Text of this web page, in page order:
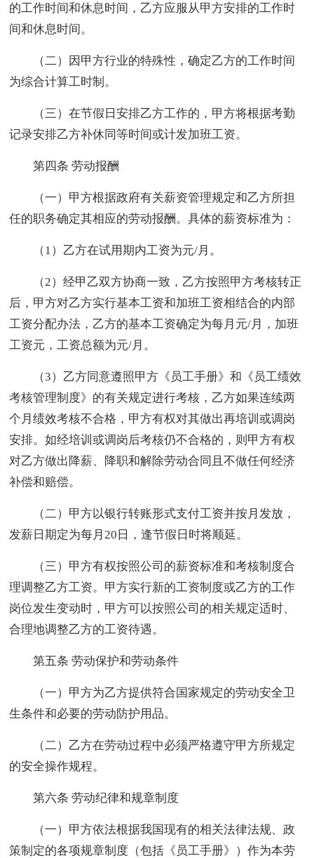
的工作时间和休息时间，乙方应服从甲方安排的工作时
间和休息时间。
（二）因甲方行业的特殊性，确定乙方的工作时间
为综合计算工时制。
（三）在节假日安排乙方工作的，甲方将根据考勤
记录安排乙方补休同等时间或计发加班工资。
第四条 劳动报酬
（一）甲方根据政府有关薪资管理规定和乙方所担
任的职务确定其相应的劳动报酬。具体的薪资标准为：
（1）乙方在试用期内工资为元/月。
（2）经甲乙双方协商一致，乙方按照甲方考核转正
后，甲方对乙方实行基本工资和加班工资相结合的内部
工资分配办法，乙方的基本工资确定为每月元/月，加班
工资元，工资总额为元/月。
（3）乙方同意遵照甲方《员工手册》和《员工绩效
考核管理制度》的有关规定进行考核，乙方如果连续两
个月绩效考核不合格，甲方有权对其做出再培训或调岗
安排。如经培训或调岗后考核仍不合格的，则甲方有权
对乙方做出降薪、降职和解除劳动合同且不做任何经济
补偿和赔偿。
（二）甲方以银行转账形式支付工资并按月发放，
发薪日期定为每月20日，逢节假日时将顺延。
（三）甲方有权按照公司的薪资标准和考核制度合
理调整乙方工资。甲方实行新的工资制度或乙方的工作
岗位发生变动时，甲方可以按照公司的相关规定适时、
合理地调整乙方的工资待遇。
第五条 劳动保护和劳动条件
（一）甲方为乙方提供符合国家规定的劳动安全卫
生条件和必要的劳动防护用品。
（二）乙方在劳动过程中必须严格遵守甲方所规定
的安全操作规程。
第六条 劳动纪律和规章制度
（一）甲方依法根据我国现有的相关法律法规、政
策制定的各项规章制度（包括《员工手册》）作为本劳